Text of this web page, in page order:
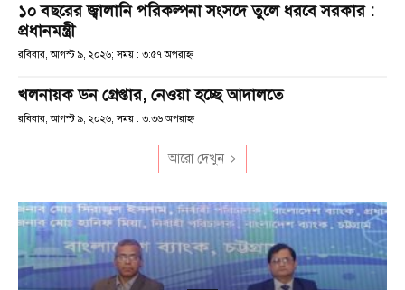
১০ বছরের জ্বালানি পরিকল্পনা সংসদে তুলে ধরবে সরকার :
প্রধানমন্ত্রী
রবিবার, আগস্ট ৯, ২০২৬; সময় : ৩:৫৭ অপরাহ্ণ
খলনায়ক ডন গ্রেপ্তার, নেওয়া হচ্ছে আদালতে
রবিবার, আগস্ট ৯, ২০২৬; সময় : ৩:৩৬ অপরাহ্ণ
আরো দেখুন